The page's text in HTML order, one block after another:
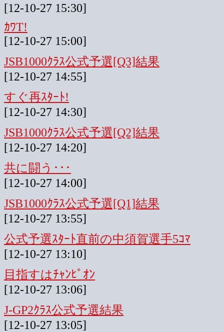
[12-10-27 15:30]
ｶﾜT!
[12-10-27 15:00]
JSB1000ｸﾗｽ公式予選[Q3]結果
[12-10-27 14:55]
すぐ再ｽﾀｰﾄ!
[12-10-27 14:30]
JSB1000ｸﾗｽ公式予選[Q2]結果
[12-10-27 14:20]
共に闘う･･･
[12-10-27 14:00]
JSB1000ｸﾗｽ公式予選[Q1]結果
[12-10-27 13:55]
公式予選ｽﾀｰﾄ直前の中須賀選手5ｺﾏ
[12-10-27 13:10]
目指すはﾁｬﾝﾋﾟｵﾝ
[12-10-27 13:06]
J-GP2ｸﾗｽ公式予選結果
[12-10-27 13:05]